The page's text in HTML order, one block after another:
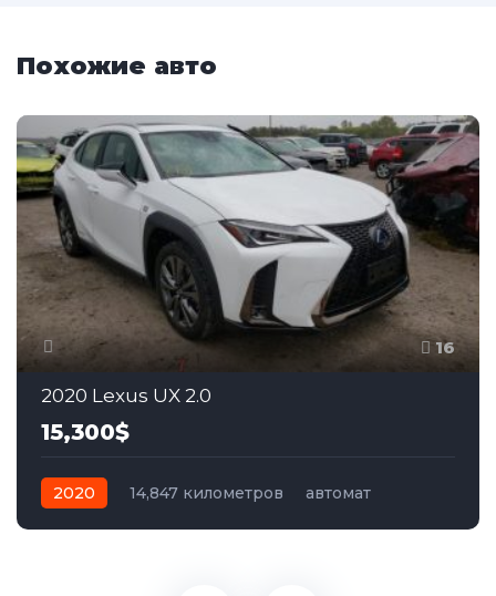
Похожие авто
16
2020 Lexus UX 2.0
15,300$
2020 14,847 километров
автомат